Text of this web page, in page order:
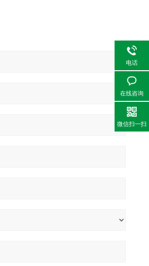
电话
在线咨询
微信扫一扫